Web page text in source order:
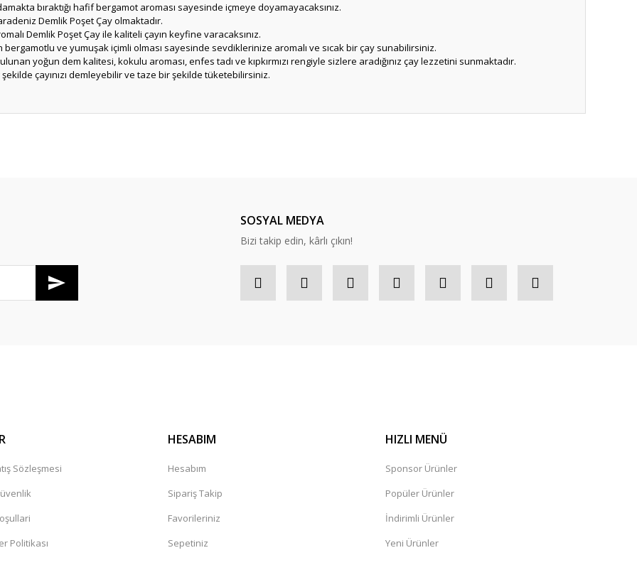
bıraktığı hafif bergamot aroması sayesinde içmeye doyamayacaksınız.
Demlik Poşet Çay olmaktadır.
Demlik Poşet Çay ile kaliteli çayın keyfine varacaksınız.
ve yumuşak içimli olması sayesinde sevdiklerinize aromalı ve sıcak bir çay sunabilirsiniz.
yoğun dem kalitesi, kokulu aroması, enfes tadı ve kıpkırmızı rengiyle sizlere aradığınız çay lezzetini sunmaktadır.
çayınızı demleyebilir ve taze bir şekilde tüketebilirsiniz.
SOSYAL MEDYA
Bizi takip edin, kârlı çıkın!
Sözleşmesi
Politikası
HESABIM
Hesabım
Sipariş Takip
Favorileriniz
Sepetiniz
HIZLI MENÜ
Sponsor Ürünler
Popüler Ürünler
İndirimli Ürünler
Yeni Ürünler